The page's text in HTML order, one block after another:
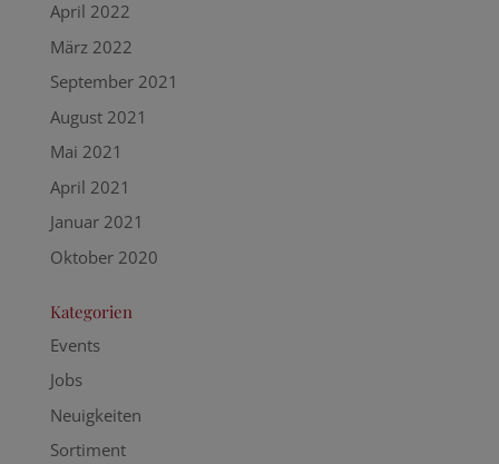
April 2022
März 2022
September 2021
August 2021
Mai 2021
April 2021
Januar 2021
Oktober 2020
Kategorien
Events
Jobs
Neuigkeiten
Sortiment